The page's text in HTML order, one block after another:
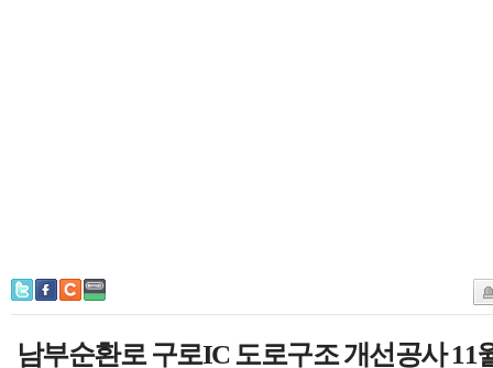
남부순환로 구로IC 도로구조 개선공사 11